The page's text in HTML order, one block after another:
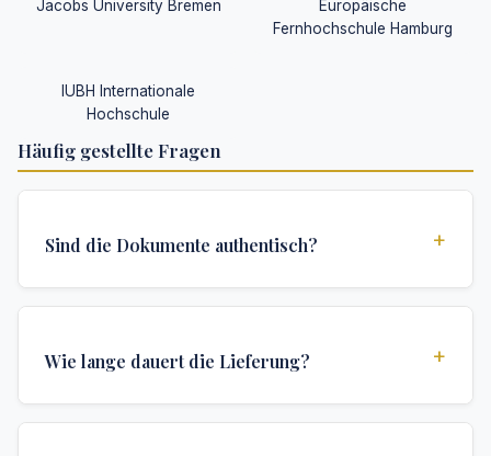
Jacobs University Bremen
Europäische
Fernhochschule Hamburg
IUBH Internationale
Hochschule
Häufig gestellte Fragen
Sind die Dokumente authentisch? +
Sicherheitsmerkmale und Authentifizierungen, die für
Wie lange dauert die Lieferung? +